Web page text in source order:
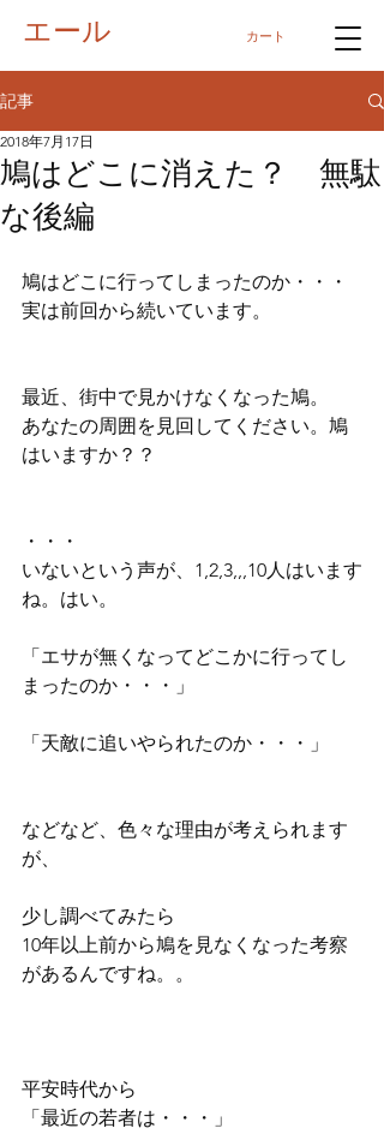
カート
エール
記事
鳩はどこに消えた？ 無駄
な後編
2018年7月17日
鳩はどこに行ってしまったのか・・・
実は前回から続いています。
最近、街中で見かけなくなった鳩。
あなたの周囲を見回してください。鳩
はいますか？？
・・・
いないという声が、1,2,3,,,10人はいます
ね。はい。
「エサが無くなってどこかに行ってし
まったのか・・・」
「天敵に追いやられたのか・・・」
などなど、色々な理由が考えられます
が、
少し調べてみたら
10年以上前から鳩を見なくなった考察
があるんですね。。
平安時代から
「最近の若者は・・・」